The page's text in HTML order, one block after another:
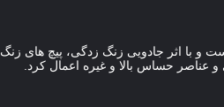
و با اثر جادویی زنگ زدگی، پیچ های زنگ
عناصر حساس بالا و غیره اعمال کرد.